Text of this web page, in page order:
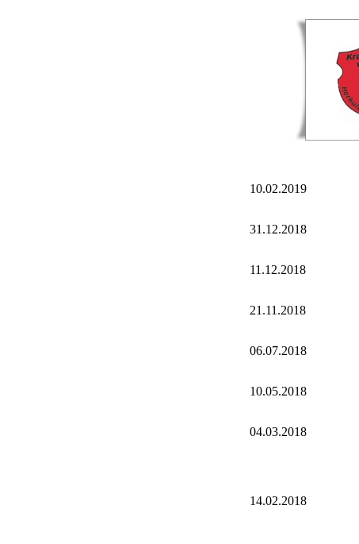
10.02.2019
31.12.2018
11.12.2018
21.11.2018
06.07.2018
10.05.2018
04.03.2018
14.02.2018